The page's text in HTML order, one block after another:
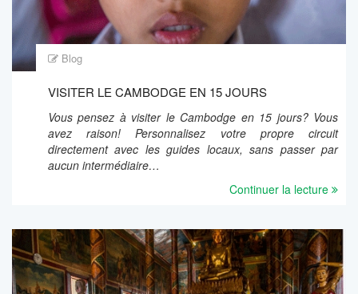
Blog
VISITER LE CAMBODGE EN 15 JOURS
Vous pensez à visiter le Cambodge en 15 jours? Vous
avez raison! Personnalisez votre propre circuit
directement avec les guides locaux, sans passer par
aucun intermédiaire…
Continuer la lecture